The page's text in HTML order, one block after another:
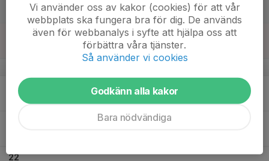
20
Mån
22
Vi använder oss av kakor (cookies) för att vår
webbplats ska fungera bra för dig. De används
även för webbanalys i syfte att hjälpa oss att
förbättra våra tjänster.
Så använder vi cookies
Godkänn alla kakor
Bara nödvändiga